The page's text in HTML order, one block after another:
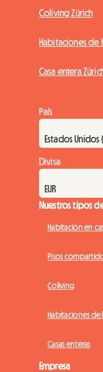
Coliving Zúrich
Habitaciones de
Casa entera
País
Divisa
Nuestros tipos
Habitación en
Pisos
Coliving
Habitaciones
Casas enteras
Empresa